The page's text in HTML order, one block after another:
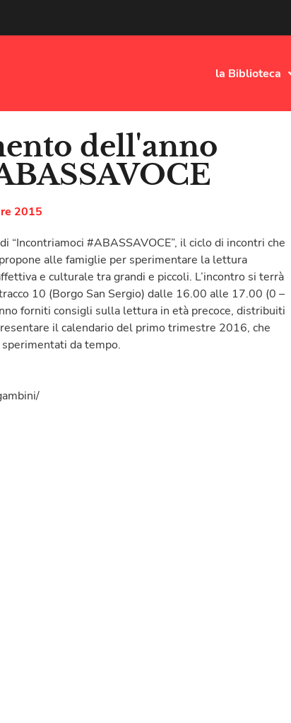
la Biblioteca
dell'anno
2015
“Incontriamoci #ABASSAVOCE”, il ciclo di incontri che
alle famiglie per sperimentare la lettura
e culturale tra grandi e piccoli. L’incontro si terrà
10 (Borgo San Sergio) dalle 16.00 alle 17.00 (0 –
forniti consigli sulla lettura in età precoce, distribuiti
il calendario del primo trimestre 2016, che
da tempo.